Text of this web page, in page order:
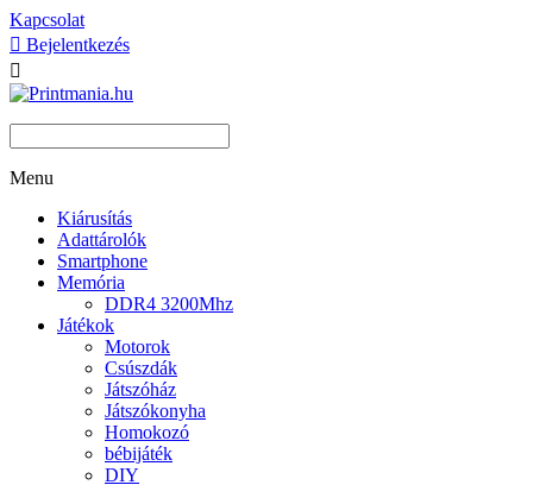
Kapcsolat
 Bejelentkezés

Menu
Kiárusítás
Adattárolók
Smartphone
Memória
DDR4 3200Mhz
Játékok
Motorok
Csúszdák
Játszóház
Játszókonyha
Homokozó
bébijáték
DIY